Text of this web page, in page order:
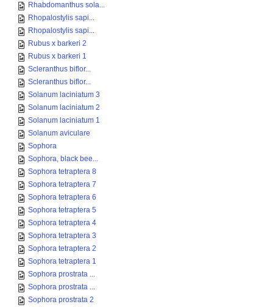
Rhabdomanthus sola...
Rhopalostylis sapi...
Rhopalostylis sapi...
Rubus x barkeri 2
Rubus x barkeri 1
Scleranthus biflor...
Scleranthus biflor...
Solanum laciniatum 3
Solanum laciniatum 2
Solanum laciniatum 1
Solanum aviculare
Sophora
Sophora, black bee...
Sophora tetraptera 8
Sophora tetraptera 7
Sophora tetraptera 6
Sophora tetraptera 5
Sophora tetraptera 4
Sophora tetraptera 3
Sophora tetraptera 2
Sophora tetraptera 1
Sophora prostrata ...
Sophora prostrata ...
Sophora prostrata 2